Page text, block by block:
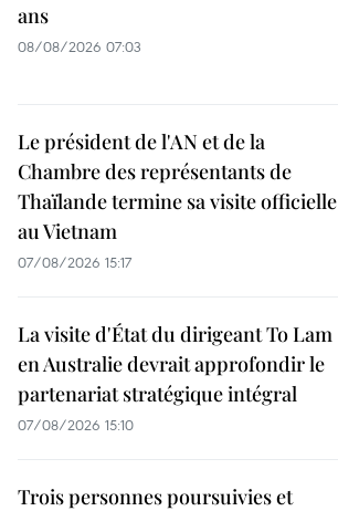
ans
08/08/2026 07:03
Le président de l'AN et de la
Chambre des représentants de
Thaïlande termine sa visite officielle
au Vietnam
07/08/2026 15:17
La visite d'État du dirigeant To Lam
en Australie devrait approfondir le
partenariat stratégique intégral
07/08/2026 15:10
Trois personnes poursuivies et